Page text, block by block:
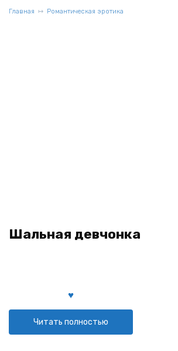
Главная Романтическая эротика
Шальная девчонка
Читать полностью